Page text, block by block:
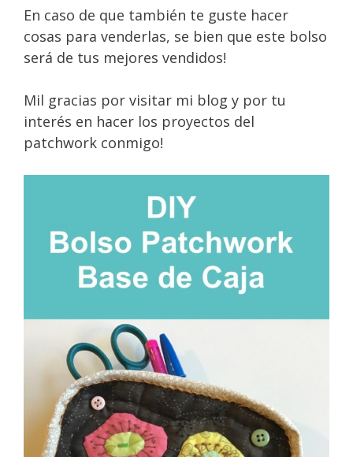
En caso de que también te guste hacer
cosas para venderlas, se bien que este bolso
será de tus mejores vendidos!
Mil gracias por visitar mi blog y por tu
interés en hacer los proyectos del
patchwork conmigo!